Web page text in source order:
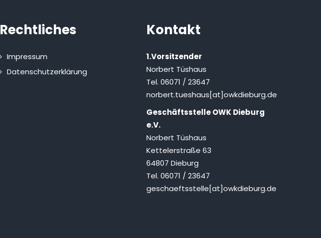
Rechtliches
Impressum
Datenschutzerklärung
Kontakt
1.Vorsitzender
Norbert Tüshaus
Tel. 06071 / 23647
norbert.tueshaus[at]owkdieburg.de
Geschäftsstelle OWK Dieburg
e.V.
Norbert Tüshaus
Kettelerstraße 63
64807 Dieburg
Tel. 06071 / 23647
geschaeftsstelle[at]owkdieburg.de